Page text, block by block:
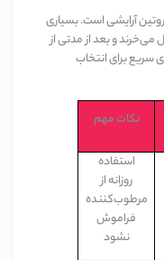
آرایشی است. بسیاری
و بعد از مدتی از
سریع برای انتخاب
نکات مهم
استفاده
روزانه از
مرطوب‌کننده
فراموش
نشود